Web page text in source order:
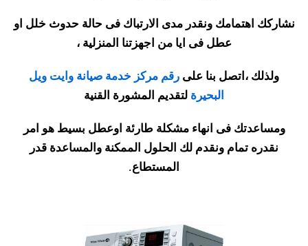
نشاركك اهتمامك ونقدر مدى الارتباك فى حالة حدوث خلل او
عطل فى ايا من اجهزتنا المنزلية ،
ولذلك ،اتصل بنا على رقم مركز خدمة صيانة وايت ويل
البحيرة لتقديم المشورة القنية
ومساعدتك فى انهاء مشكلة طارئة اوعطل بسيط هو امر
نقدره تمام ونقدم لك الحلول الممكنة والمساعدة قدر
المستطاع.